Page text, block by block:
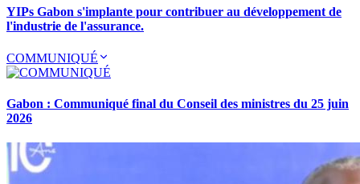
YIPs Gabon s'implante pour contribuer au développement de
l'industrie de l'assurance.
COMMUNIQUÉ
Gabon : Communiqué final du Conseil des ministres du 25 juin
2026